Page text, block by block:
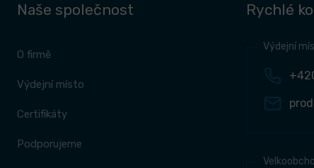
Naše společnost
O firmě
Výdejní místo
Certifikáty
Podporujeme
Rychlé
Výdejní